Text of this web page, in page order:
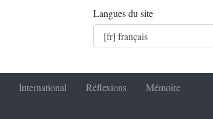
Langues du site
International Réflexions Mémoire